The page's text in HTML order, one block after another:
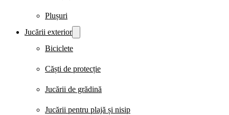
Plușuri
Jucării exterior
Biciclete
Căști de protecție
Jucării de grădină
Jucării pentru plajă și nisip